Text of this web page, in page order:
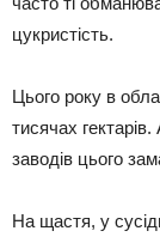
цукристість.
Цього року в
тисячах
заводів цього
На щастя, у